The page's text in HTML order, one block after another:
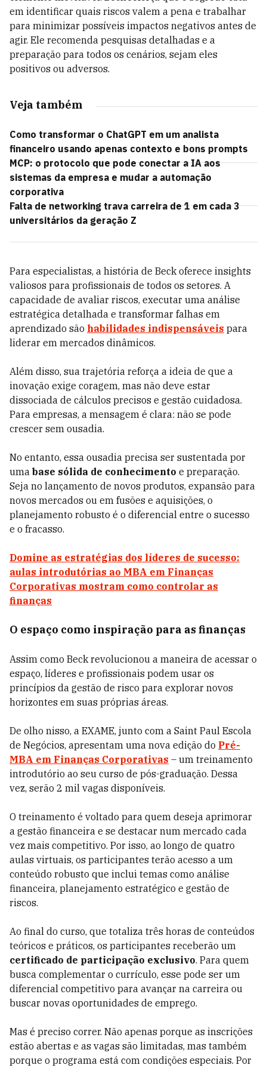
em identificar quais riscos valem a pena e trabalhar
para minimizar possíveis impactos negativos antes de
agir. Ele recomenda pesquisas detalhadas e a
preparação para todos os cenários, sejam eles
positivos ou adversos.
Veja também
Como transformar o ChatGPT em um analista
financeiro usando apenas contexto e bons prompts
MCP: o protocolo que pode conectar a IA aos
sistemas da empresa e mudar a automação
corporativa
Falta de networking trava carreira de 1 em cada 3
universitários da geração Z
Para especialistas, a história de Beck oferece insights
valiosos para profissionais de todos os setores. A
capacidade de avaliar riscos, executar uma análise
estratégica detalhada e transformar falhas em
aprendizado são habilidades indispensáveis para
liderar em mercados dinâmicos.
Além disso, sua trajetória reforça a ideia de que a
inovação exige coragem, mas não deve estar
dissociada de cálculos precisos e gestão cuidadosa.
Para empresas, a mensagem é clara: não se pode
crescer sem ousadia.
No entanto, essa ousadia precisa ser sustentada por
uma base sólida de conhecimento e preparação.
Seja no lançamento de novos produtos, expansão para
novos mercados ou em fusões e aquisições, o
planejamento robusto é o diferencial entre o sucesso
e o fracasso.
Domine as estratégias dos líderes de sucesso:
aulas introdutórias ao MBA em Finanças
Corporativas mostram como controlar as
finanças
O espaço como inspiração para as finanças
Assim como Beck revolucionou a maneira de acessar o
espaço, líderes e profissionais podem usar os
princípios da gestão de risco para explorar novos
horizontes em suas próprias áreas.
De olho nisso, a EXAME, junto com a Saint Paul Escola
de Negócios, apresentam uma nova edição do Pré-
MBA em Finanças Corporativas – um treinamento
introdutório ao seu curso de pós-graduação. Dessa
vez, serão 2 mil vagas disponíveis.
O treinamento é voltado para quem deseja aprimorar
a gestão financeira e se destacar num mercado cada
vez mais competitivo. Por isso, ao longo de quatro
aulas virtuais, os participantes terão acesso a um
conteúdo robusto que inclui temas como análise
financeira, planejamento estratégico e gestão de
riscos.
Ao final do curso, que totaliza três horas de conteúdos
teóricos e práticos, os participantes receberão um
certificado de participação exclusivo. Para quem
busca complementar o currículo, esse pode ser um
diferencial competitivo para avançar na carreira ou
buscar novas oportunidades de emprego.
Mas é preciso correr. Não apenas porque as inscrições
estão abertas e as vagas são limitadas, mas também
porque o programa está com condições especiais. Por